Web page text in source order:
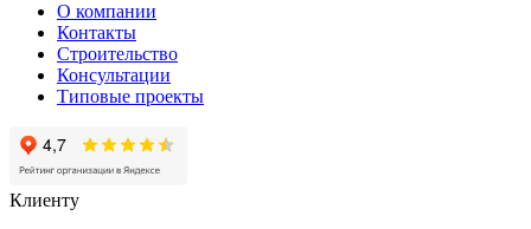
О компании
Контакты
Строительство
Консультации
Типовые проекты
Клиенту